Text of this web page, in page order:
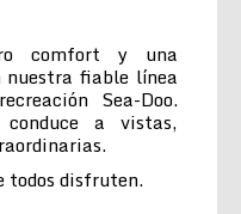
comfort y una
nuestra fiable línea
Sea-Doo.
a vistas,
todos disfruten.